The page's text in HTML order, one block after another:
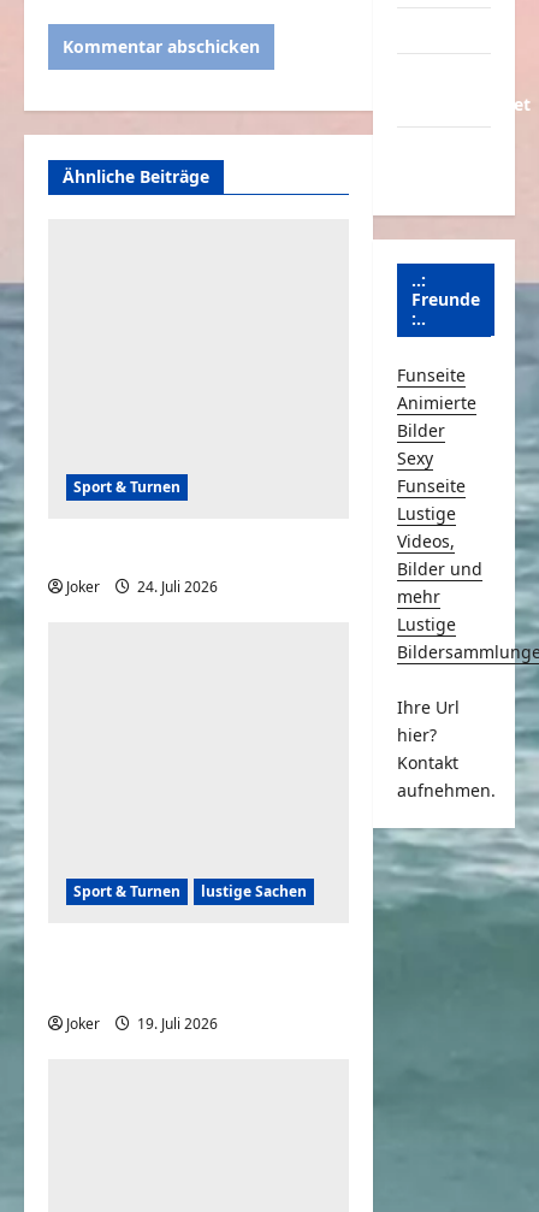
Ähnliche Beiträge
Sport & Turnen
Joker 24. Juli 2026
Sport & Turnen lustige Sachen
Joker 19. Juli 2026
Schmunzeln.net
..:
Freunde
:..
Funseite
Animierte
Bilder
Sexy
Funseite
Lustige
Videos,
Bilder und
mehr
Lustige
Ihre Url
hier?
Kontakt
aufnehmen.